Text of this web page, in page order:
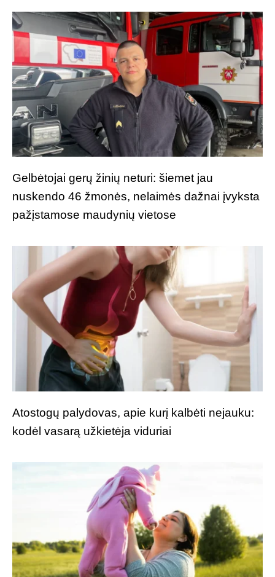
Gelbėtojai gerų žinių neturi: šiemet jau
nuskendo 46 žmonės, nelaimės dažnai įvyksta
pažįstamose maudynių vietose
Atostogų palydovas, apie kurį kalbėti nejauku:
kodėl vasarą užkietėja viduriai